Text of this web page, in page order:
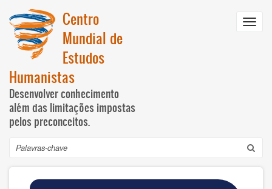
para
conteúdo
principal
Centro
Mundial de
Estudos
Humanistas
Desenvolver conhecimento
além das limitações impostas
pelos preconceitos.
Pesquisar
INICIO